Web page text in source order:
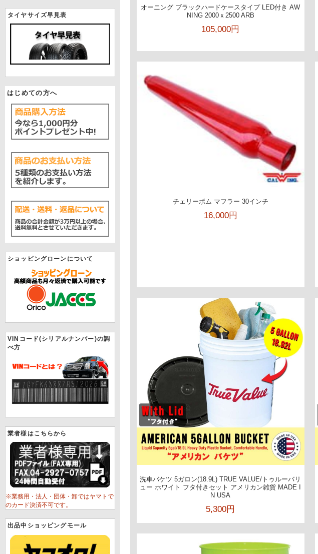
タイヤサイズ早見表
はじめての方へ
ショッピングローンについて
VINコード(シリアルナンバー)の調
べ方
業者様はこちらから
※業務用・法人・団体・卸ではヤマトで
のカード決済不可です。
出品中ショッピングモール
オーニング ブラックハードケースタイプ LED付き AW
NING 2000ｘ2500 ARB
105,000円
チェリーボム マフラー 30インチ
16,000円
洗車バケツ 5ガロン(18.9L) TRUE VALUE/トゥルーバリ
ュー ホワイト フタ付きセット アメリカン雑貨 MADE I
N USA
5,300円